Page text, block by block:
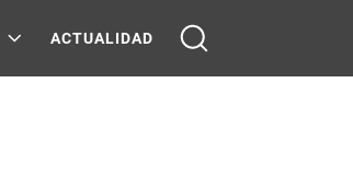
ACTUALIDAD